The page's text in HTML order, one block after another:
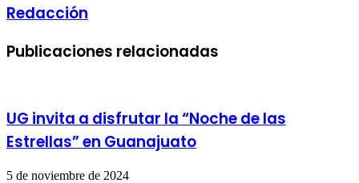
Redacción
Publicaciones relacionadas
UG invita a disfrutar la “Noche de las
Estrellas” en Guanajuato
5 de noviembre de 2024